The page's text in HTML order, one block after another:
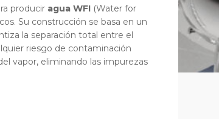
producir agua WFI (Water for
Su construcción se basa en un
la separación total entre el
riesgo de contaminación
vapor, eliminando las impurezas